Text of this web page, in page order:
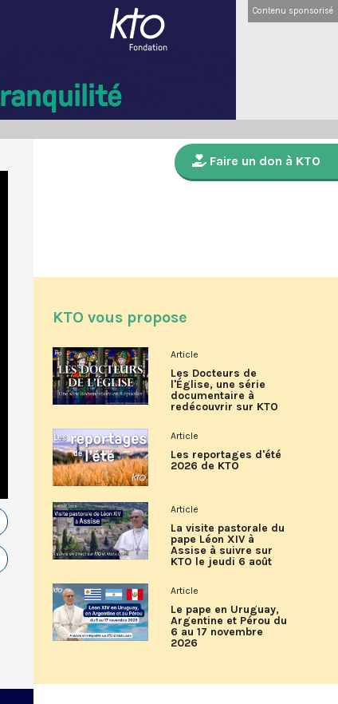
Contenu sponsorisé
Faire un don à KTO
KTO vous propose
Article
Les Docteurs de
l'Église, une série
documentaire à
redécouvrir sur KTO
Article
Les reportages d'été
2026 de KTO
Article
La visite pastorale du
pape Léon XIV à
Assise à suivre sur
KTO le jeudi 6 août
Article
Le pape en Uruguay,
Argentine et Pérou du
6 au 17 novembre
2026